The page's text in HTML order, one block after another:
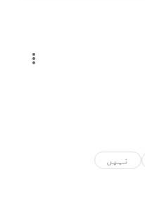
more_vert
نہیں